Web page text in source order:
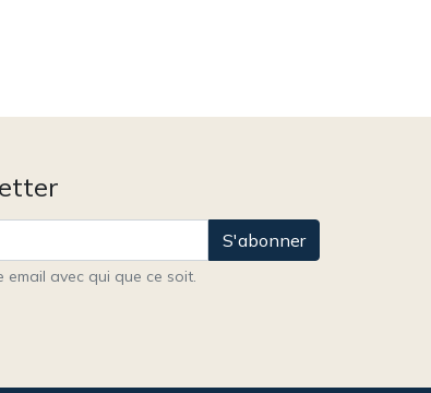
S'abonner
avec qui que ce soit.